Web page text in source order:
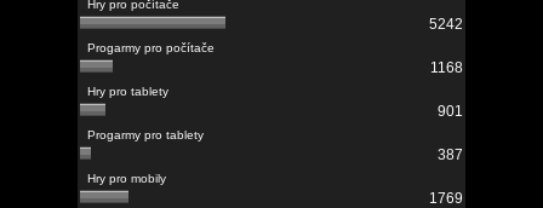
5242
1168
901
387
1769